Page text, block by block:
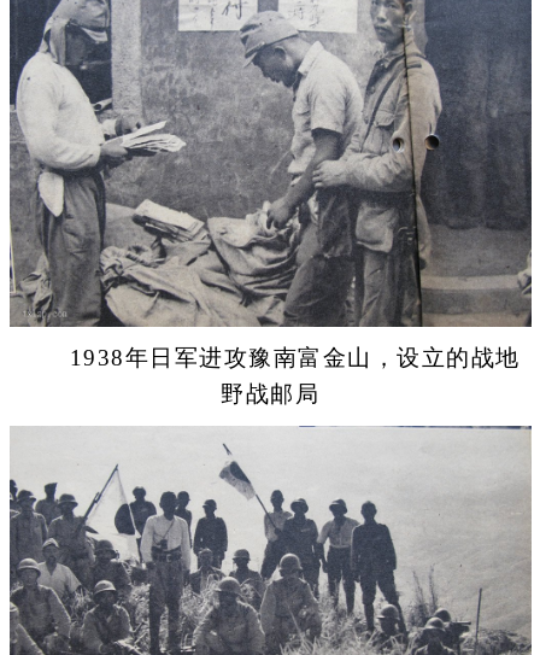
1938年日军进攻豫南富金山，设立的战地
野战邮局